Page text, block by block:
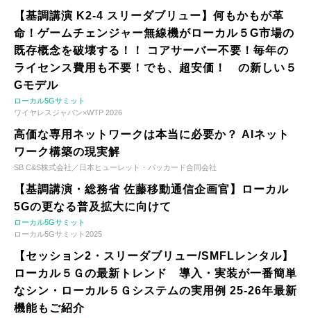
【基調講演 K2-4 スリーダブリュー】何もかもが革
命！ゲームチェンジャー無線機がローカル５G市場の
既存概念を破壊する！！ コアサーバー不要！毎年の
ライセンス費用も不要！でも、超安価！ の新しい５
Gモデル
ローカル5Gサミット
ワイヤレスジャパン×WTP 2026
高価な専用ネットワークは本当に必要か？ AIネット
ワーク構築の現実解
SB C&S株式会社／日本ヒューレット・パッカード合同会社
【基調講演・総務省 佐藤移動通信企画官】ローカル
5Gの更なる普及拡大に向けて
ローカル5Gサミット
ローカル5Gサミット2025
【セッション2・スリーダブリュー/SMFLレンタル】
ローカル５Ｇの最新トレンド 導入・実装が一番簡単
なシン・ローカル５Ｇシステムの実用例 25-26年最新
機能もご紹介